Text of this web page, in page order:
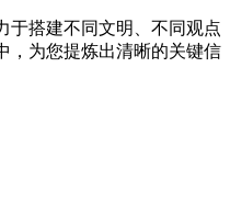
于搭建不同文明、不同观点
，为您提炼出清晰的关键信